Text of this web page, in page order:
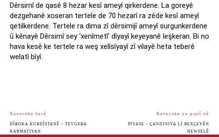
Dêrsimî de qasê 8 hezar kesî ameyî qirkerdene. La goreyê
dezgehanê xoseran tertele de 70 hezarî ra zêde kesî ameyî
qetilkerdene. Tertele ra dima zî dêrsimijî ameyî surgunkerdene
û kênayê Dêrsimî sey ‘xenîmetî’ dîyayî keyeyanê leşkeran. Bi no
hava kesê ke tertele ra weş xelîsîyayî zî vilayê heta teberê
welatî bîyî.
Naveroka berê
DÎROKA KURDÎSTANÊ – TEVGERA
KARMATIYAN
Naveroka ya piştî vê
PIYASE – ÇANDINIYA LI BEXÇEYÊN
HEWSELÊ